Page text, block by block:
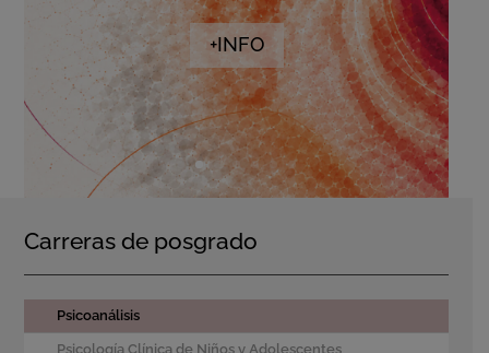
+INFO
Carreras de posgrado
Psicoanálisis
Psicología Clínica de Niños y Adolescentes